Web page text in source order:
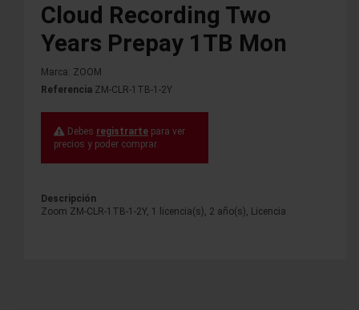
Cloud Recording Two
Years Prepay 1TB Mon
Marca: ZOOM
Referencia ZM-CLR-1TB-1-2Y
Debes registrarte para ver
precios y poder comprar.
Descripción
Zoom ZM-CLR-1TB-1-2Y, 1 licencia(s), 2 año(s), Licencia